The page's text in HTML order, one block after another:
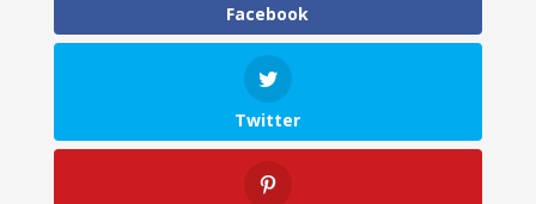
Facebook
Twitter